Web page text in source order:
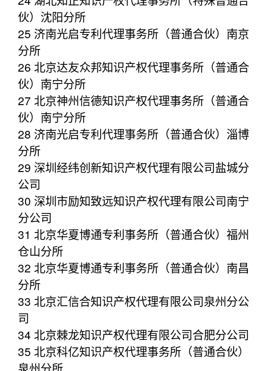
伙）沈阳分所
25 济南光启专利代理事务所（普通合伙）南京
分所
26 北京达友众邦知识产权代理事务所（普通合
伙）南宁分所
27 北京神州信德知识产权代理事务所（普通合
伙）南宁分所
28 济南光启专利代理事务所（普通合伙）淄博
分所
29 深圳经纬创新知识产权代理有限公司盐城分
公司
30 深圳市励知致远知识产权代理有限公司南宁
分公司
31 北京华夏博通专利事务所（普通合伙）福州
仓山分所
32 北京华夏博通专利事务所（普通合伙）南昌
分所
33 北京汇信合知识产权代理有限公司泉州分公
司
34 北京棘龙知识产权代理有限公司合肥分公司
35 北京科亿知识产权代理事务所（普通合伙）
泉州分所